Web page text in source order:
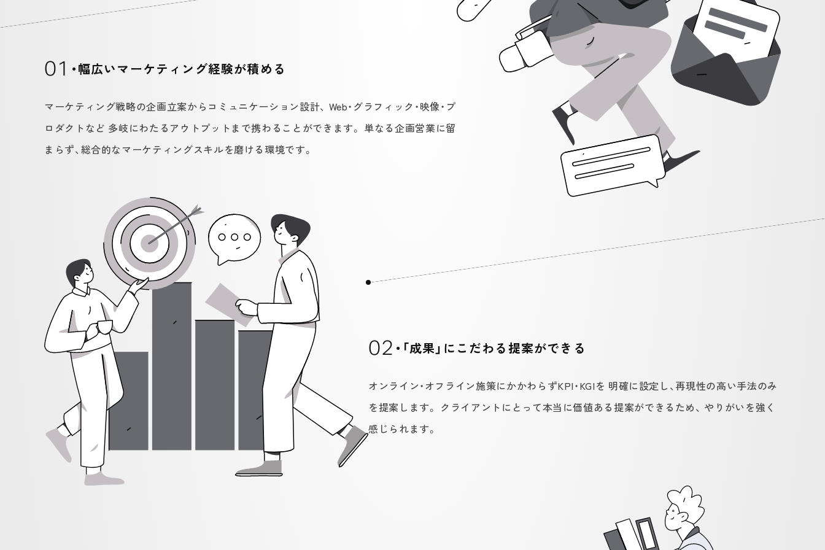
01 ・幅広いマーケティング経験が積める
マーケティング戦略の企画立案からコミュニケーション設計、 Web・グラフィック・映像・プ
ロダクトなど 多岐にわたるアウトプットまで携わることができます。 単なる企画営業に留
まらず、総合的なマーケティングスキルを磨ける環境です。
02 ・「成果」にこだわる提案ができる
オンライン・オフライン施策にかかわらずKPI・KGIを 明確に設定し、再現性の高い手法のみ
を提案します。 クライアントにとって本当に価値ある提案ができるため、 やりがいを強く
感じられます。